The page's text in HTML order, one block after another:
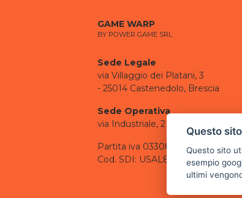
GAME WARP
BY POWER GAME SRL
Sede Legale
via Villaggio dei Platani, 3
- 25014 Castenedolo, Brescia
Sede Operativa
via Industriale, 2 - 25082 Botticino,
Partita iva 03308130982
Cod. SDI: USAL8PV
Questo
Questo sito
esempio
ultimi